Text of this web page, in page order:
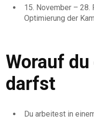
15. November – 28.
Optimierung der
Worauf
darfst
Du arbeitest in